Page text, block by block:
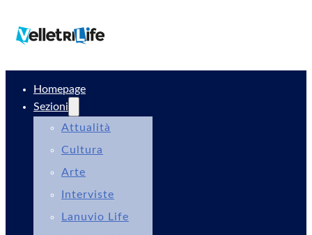
Homepage
Sezioni
Attualità
Cultura
Arte
Interviste
Lanuvio Life